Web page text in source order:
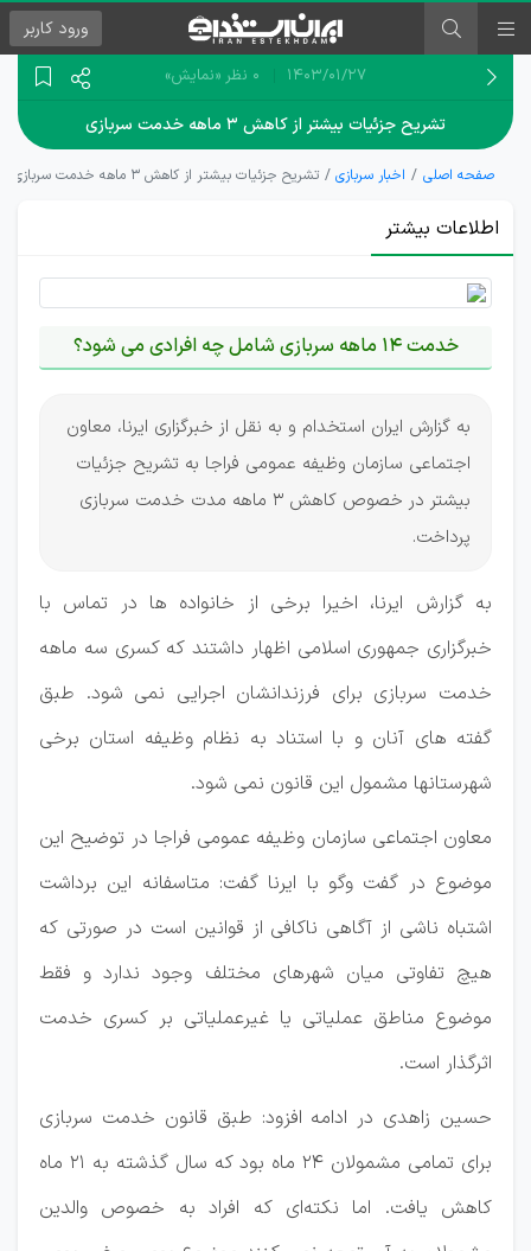
ورود کاربر
۱۴۰۳/۰۱/۲۷ 0 نظر «نمایش»
تشریح جزئیات بیشتر از کاهش ۳ ماهه خدمت سربازی
صفحه اصلی اخبار سربازی تشریح جزئیات بیشتر از کاهش ۳ ماهه خدمت سربازی
اطلاعات بیشتر
خدمت 14 ماهه سربازی شامل چه افرادی می شود؟
به گزارش ایران استخدام و به نقل از خبرگزاری ایرنا، معاون
اجتماعی سازمان وظیفه عمومی فراجا به تشریح جزئیات
بیشتر در خصوص کاهش 3 ماهه مدت خدمت سربازی
پرداخت.
به گزارش ایرنا، اخیرا برخی از خانواده ها در تماس با
خبرگزاری جمهوری اسلامی اظهار داشتند که کسری سه ماهه
خدمت سربازی برای فرزندانشان اجرایی نمی شود. طبق
گفته های آنان و با استناد به نظام وظیفه استان برخی
شهرستانها مشمول این قانون نمی شود.
معاون اجتماعی سازمان وظیفه عمومی فراجا در توضیح این
موضوع در گفت وگو با ایرنا گفت: متاسفانه این برداشت
اشتباه ناشی از آگاهی ناکافی از قوانین است در صورتی که
هیچ تفاوتی میان شهرهای مختلف وجود ندارد و فقط
موضوع مناطق عملیاتی یا غیرعملیاتی بر کسری خدمت
اثرگذار است.
حسین زاهدی در ادامه افزود: طبق قانون خدمت سربازی
برای تمامی مشمولان ۲۴ ماه بود که سال گذشته به ۲۱ ماه
کاهش یافت. اما نکته‌ای که افراد به خصوص والدین